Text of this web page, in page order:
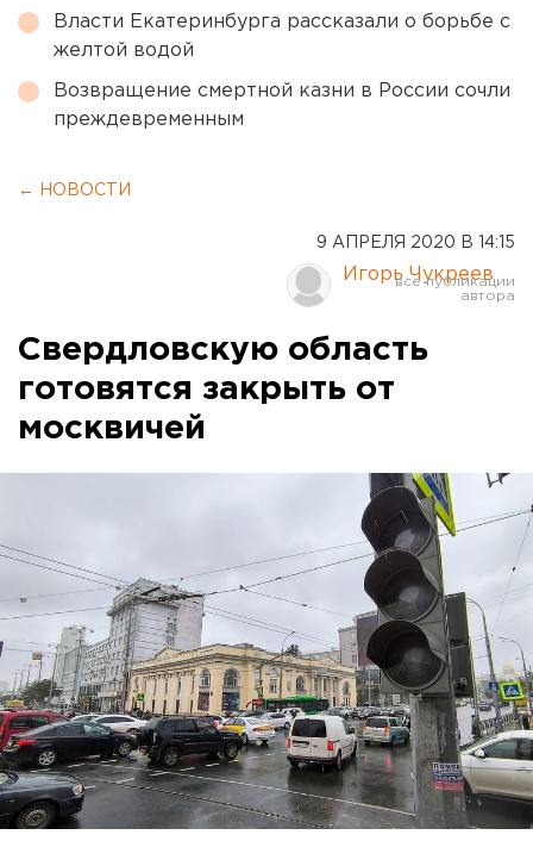
Власти Екатеринбурга рассказали о борьбе с
желтой водой
Возвращение смертной казни в России сочли
преждевременным
← НОВОСТИ
9 АПРЕЛЯ 2020 В 14:15
Игорь Чукреев
Свердловскую область
готовятся закрыть от
москвичей